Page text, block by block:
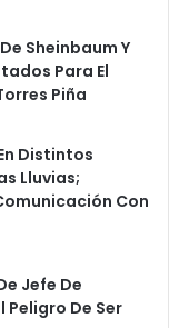
Sheinbaum Y
Para El
Piña
Distintos
Lluvias;
Con
Jefe De
Peligro De Ser